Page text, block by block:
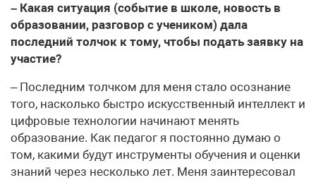
– Какая ситуация (событие в школе, новость в
образовании, разговор с учеником) дала
последний толчок к тому, чтобы подать заявку на
участие?
– Последним толчком для меня стало осознание
того, насколько быстро искусственный интеллект и
цифровые технологии начинают менять
образование. Как педагог я постоянно думаю о
том, какими будут инструменты обучения и оценки
знаний через несколько лет. Меня заинтересовал